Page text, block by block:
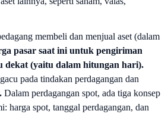
membeli dan menjual aset (dalam
pasar saat ini untuk pengiriman
dekat (yaitu dalam hitungan hari).
pada tindakan perdagangan dan
. Dalam perdagangan spot, ada tiga konsep
harga spot, tanggal perdagangan, dan